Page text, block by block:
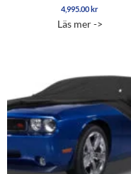
Betygsatt
av 5
4,995.00 kr
Läs mer ->